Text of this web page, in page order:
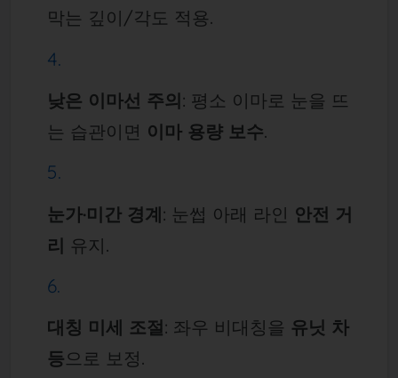
막는 깊이/각도 적용.
낮은 이마선 주의: 평소 이마로 눈을 뜨
는 습관이면 이마 용량 보수.
눈가·미간 경계: 눈썹 아래 라인 안전 거
리 유지.
대칭 미세 조절: 좌우 비대칭을 유닛 차
등으로 보정.